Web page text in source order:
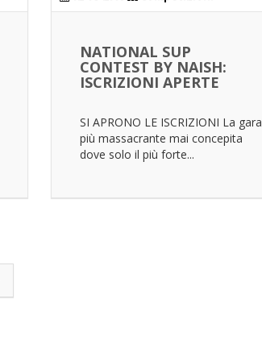
NATIONAL SUP
CONTEST BY NAISH:
ISCRIZIONI APERTE
SI APRONO LE ISCRIZIONI La gara
più massacrante mai concepita
dove solo il più forte...